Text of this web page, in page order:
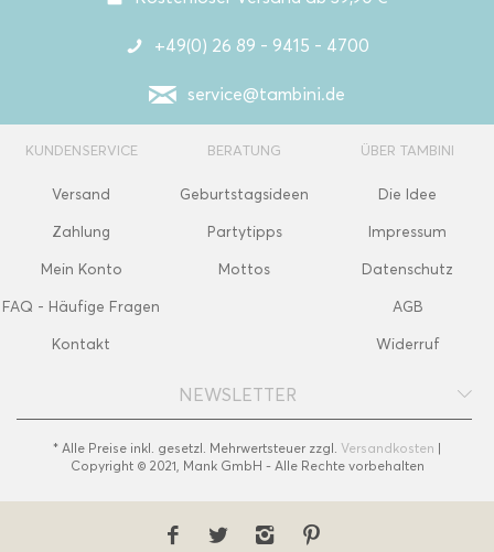
+49(0) 26 89 - 9415 - 4700
service@tambini.de
KUNDENSERVICE
Versand
Zahlung
Mein Konto
FAQ - Häufige Fragen
Kontakt
BERATUNG
Geburtstagsideen
Partytipps
Mottos
ÜBER TAMBINI
Die Idee
Impressum
Datenschutz
AGB
Widerruf
NEWSLETTER
* Alle Preise inkl. gesetzl. Mehrwertsteuer zzgl. Versandkosten |
Copyright © 2021, Mank GmbH - Alle Rechte vorbehalten